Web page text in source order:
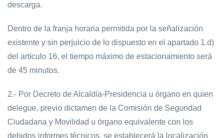
descarga.
Dentro de la franja horaria permitida por la señalización
existente y sin perjuicio de lo dispuesto en el apartado 1.d)
del artículo 16, el tiempo máximo de estacionamiento será
de 45 minutos.
2.- Por Decreto de Alcaldía-Presidencia u órgano en quien
delegue, previo dictamen de la Comisión de Seguridad
Ciudadana y Movilidad u órgano equivalente con los
debidos informes técnicos, se establecerá la localización